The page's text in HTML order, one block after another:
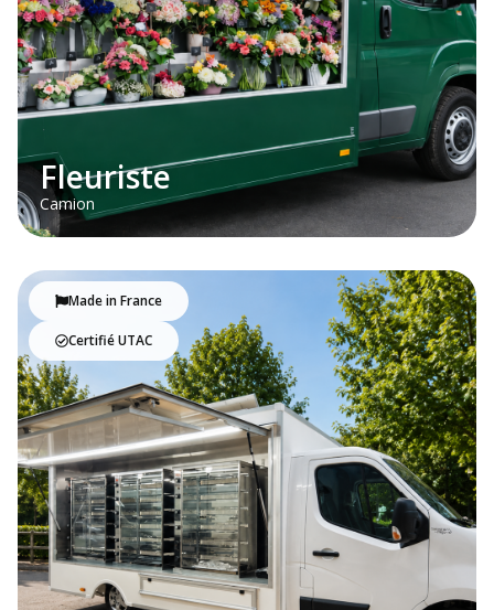
Fleuriste
Camion
Made in France
Certifié UTAC